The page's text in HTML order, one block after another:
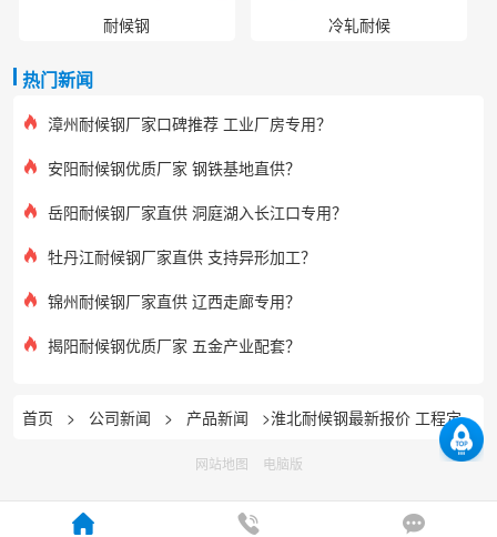
首页 > 公司新闻 > 产品新闻 >淮北耐候钢最新报价 工程定制服务
耐候钢 冷轧耐候
热门新闻
漳州耐候钢厂家口碑推荐 工业厂房专用？
安阳耐候钢优质厂家 钢铁基地直供？
岳阳耐候钢厂家直供 洞庭湖入长江口专用？
牡丹江耐候钢厂家直供 支持异形加工？
锦州耐候钢厂家直供 辽西走廊专用？
揭阳耐候钢优质厂家 五金产业配套？
网站地图 电脑版